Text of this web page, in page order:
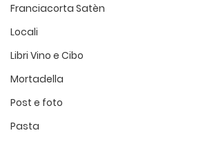
Franciacorta Satèn
Locali
Libri Vino e Cibo
Mortadella
Post e foto
Pasta